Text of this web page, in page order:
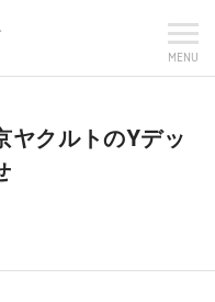
MENU
クルトのYデッ